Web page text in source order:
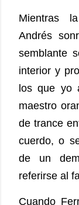
Mientras
Andrés
semblante
interior y
los que yo
maestro
de trance
cuerdo, o
de un
referirse al
Cuando